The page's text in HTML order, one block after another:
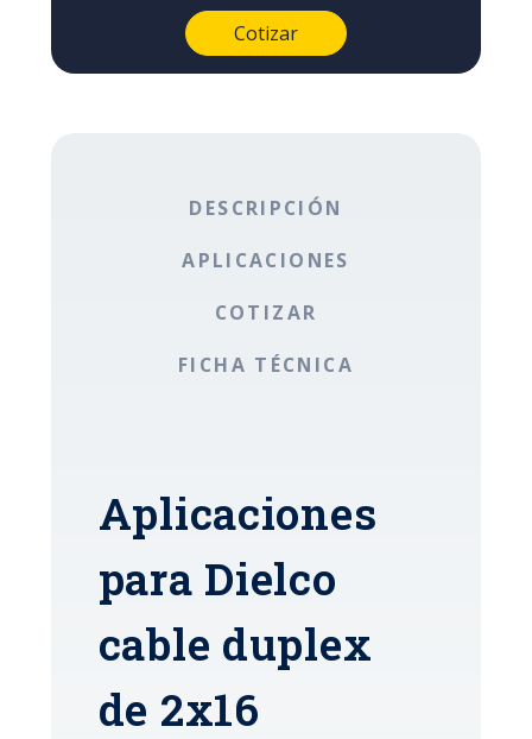
DESCRIPCIÓN
APLICACIONES
COTIZAR
FICHA TÉCNICA
Aplicaciones
para Dielco
cable duplex
de 2x16